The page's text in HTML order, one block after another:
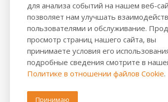
2016-2026 © VALBERGSAFE.RU —
стеллажей, металлических дверей.
Информация о розничных ценах,
положениями из Статьи 437 ч.2 ГК РФ.
для анализа событий на нашем веб-
позволяет нам улучшать
пользователями и обслуживание.
просмотр страниц нашего сайта, вы
принимаете условия его
подробные сведения смотрите в
Политике в отношении файлов Cookie.
Принимаю